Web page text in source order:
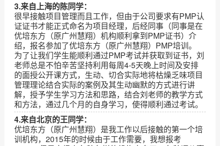
3.来自上海的陈同学：
很早接触项目管理而且工作，但由于公司要求有PMP认
证证书才能正式命名为项目经理，后经同事（同事是在
优培东方（原广州慧翔）机构顺利拿到PMP证书）介
绍，报名参加了优培东方（原广州慧翔）PMP培训。
为了让我们学生能顺利通过PMP考试并获取到证书，刘
老师总是不怕辛苦坚持利用每周4-5天晚上时间及安排
的面授公开课方式，生动、切合实际地将枯燥乏味项目
管理理论结合实际的案例及其生动幽默的方式进行讲
解，授予学生学习方法和思路，结合刘老师的教学方式
和方法，通过几个月的自身学习，使得顺利通过考试。
4.来自北京的王同学：
优培东方（原广州慧翔）是我工作以后接触的第一个培
训机构，2015年的时候由于工作需要，我想报考